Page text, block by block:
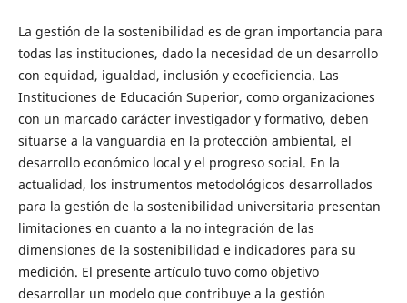
La gestión de la sostenibilidad es de gran importancia para
todas las instituciones, dado la necesidad de un desarrollo
con equidad, igualdad, inclusión y ecoeficiencia. Las
Instituciones de Educación Superior, como organizaciones
con un marcado carácter investigador y formativo, deben
situarse a la vanguardia en la protección ambiental, el
desarrollo económico local y el progreso social. En la
actualidad, los instrumentos metodológicos desarrollados
para la gestión de la sostenibilidad universitaria presentan
limitaciones en cuanto a la no integración de las
dimensiones de la sostenibilidad e indicadores para su
medición. El presente artículo tuvo como objetivo
desarrollar un modelo que contribuye a la gestión